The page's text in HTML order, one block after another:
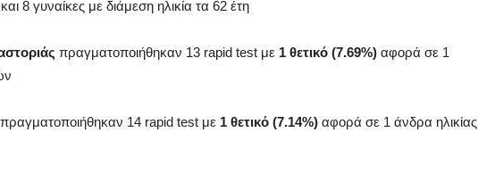
8 γυναίκες με διάμεση ηλικία τα 62 έτη
πραγματοποιήθηκαν 13 rapid test με 1 θετικό (7.69%) αφορά σε 1
πραγματοποιήθηκαν 14 rapid test με 1 θετικό (7.14%) αφορά σε 1 άνδρα ηλικίας